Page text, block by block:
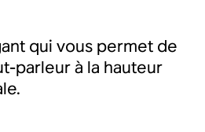
qui vous permet de
parleur à la hauteur